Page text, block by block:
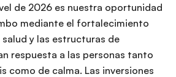
de 2026 es nuestra oportunidad
mediante el fortalecimiento
y las estructuras de
respuesta a las personas tanto
como de calma. Las inversiones